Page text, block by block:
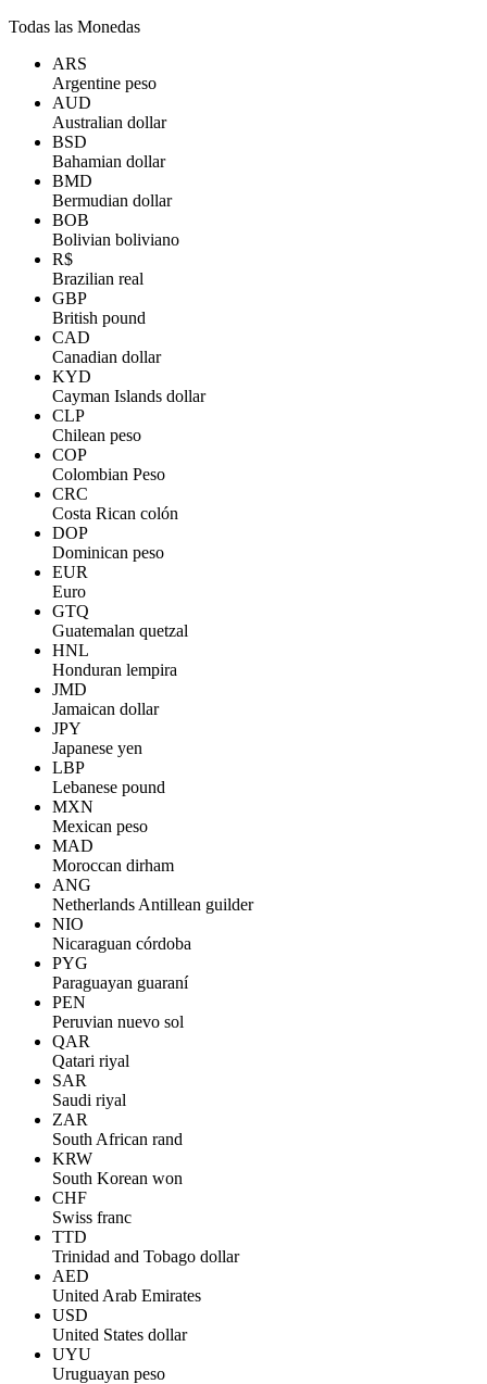
Todas las Monedas
ARS
Argentine peso
AUD
Australian dollar
BSD
Bahamian dollar
BMD
Bermudian dollar
BOB
Bolivian boliviano
R$
Brazilian real
GBP
British pound
CAD
Canadian dollar
KYD
Cayman Islands dollar
CLP
Chilean peso
COP
Colombian Peso
CRC
Costa Rican colón
DOP
Dominican peso
EUR
Euro
GTQ
Guatemalan quetzal
HNL
Honduran lempira
JMD
Jamaican dollar
JPY
Japanese yen
LBP
Lebanese pound
MXN
Mexican peso
MAD
Moroccan dirham
ANG
Netherlands Antillean guilder
NIO
Nicaraguan córdoba
PYG
Paraguayan guaraní
PEN
Peruvian nuevo sol
QAR
Qatari riyal
SAR
Saudi riyal
ZAR
South African rand
KRW
South Korean won
CHF
Swiss franc
TTD
Trinidad and Tobago dollar
AED
United Arab Emirates
USD
United States dollar
UYU
Uruguayan peso